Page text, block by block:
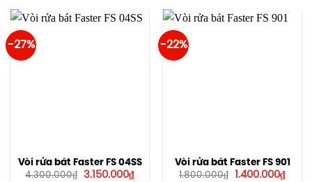
5.550.000₫.
-27%
Vòi rửa bát Faster FS 04SS
4.300.000₫
Giá
3.150.000₫Giá
-22%
Vòi rửa bát Faster FS 901
1.800.000₫
Giá
1.400.000₫Giá